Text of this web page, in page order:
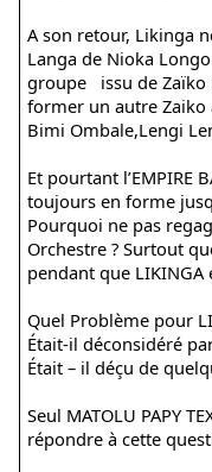
A son retour, Likinga
Langa de Nioka
groupe issu de Zaïko
former un autre Zaiko
Bimi Ombale,Lengi
Et pourtant l’EMPIRE
toujours en forme
Pourquoi ne pas
Orchestre ? Surtout
pendant que LIKINGA
Quel Problème pour
Était-il déconsidéré
Était – il déçu de
Seul MATOLU PAPY
répondre à cette